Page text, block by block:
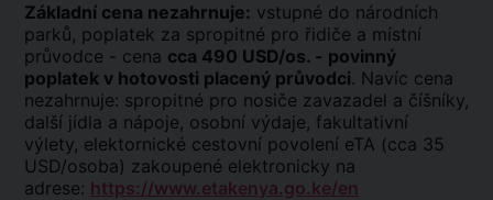
Základní cena nezahrnuje: vstupné do národních
parků, poplatek za spropitné pro řidiče a místní
průvodce - cena cca 490 USD/os. - povinný
poplatek v hotovosti placený průvodci. Navíc cena
nezahrnuje: spropitné pro nosiče zavazadel a číšníky,
další jídla a nápoje, osobní výdaje, fakultativní
výlety, elektornické cestovní povolení eTA (cca 35
USD/osoba) zakoupené elektronicky na
adrese: https://www.etakenya.go.ke/en